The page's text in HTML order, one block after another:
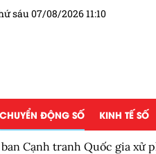
sáu 07/08/2026 11:10
CHUYỂN ĐỘNG SỐ KINH TẾ SỐ
Cạnh tranh Quốc gia xử